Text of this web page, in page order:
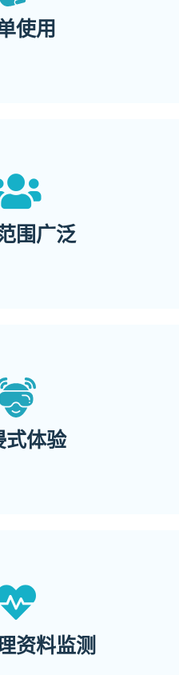
使用
工、辅导员能
围广泛
焦虑症群体
系障碍群体
压力的普通人群
AI × VR 心理治療
式体验
身临其境体验到
种的治疗场景
资料监测
HRV）、心跳率、
率和血压等